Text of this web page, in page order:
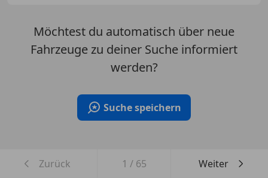
Möchtest du automatisch über neue
Fahrzeuge zu deiner Suche informiert
werden?
Suche speichern
Zurück 1 / 65 Weiter